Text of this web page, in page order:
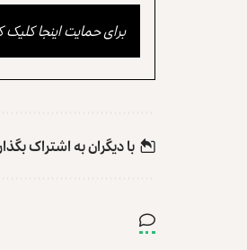
برای حمایت اینجا کلیک
با دیگران به‌‌ اشتراک